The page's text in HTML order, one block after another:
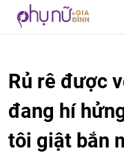
Rủ rê được
đang hí
tôi giật bắn